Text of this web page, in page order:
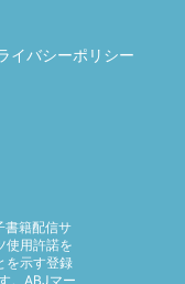
イバシーポリシー
書籍配信サ
使用許諾を
を示す登録
。ABJマー